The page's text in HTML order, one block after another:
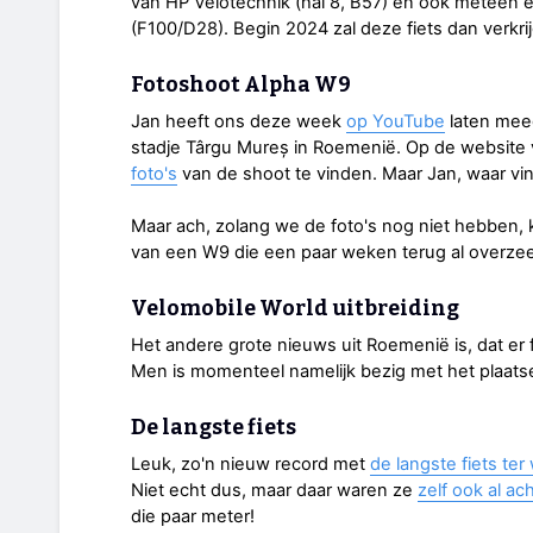
(F100/D28). Begin 2024 zal deze fiets dan
Fotoshoot Alpha W9
Jan heeft ons deze week op YouTube laten
stadje Târgu Mureș in Roemenië. Op de
foto's van de shoot te vinden. Maar Jan, waar
Maar ach, zolang we de foto's nog niet
van een W9 die een paar weken terug al
Velomobile World uitbreiding
Het andere grote nieuws uit Roemenië is, dat
Men is momenteel namelijk bezig met het
De langste fiets
Leuk, zo'n nieuw record met de langste fiets ter
Niet echt dus, maar daar waren ze zelf ook al
die paar meter!